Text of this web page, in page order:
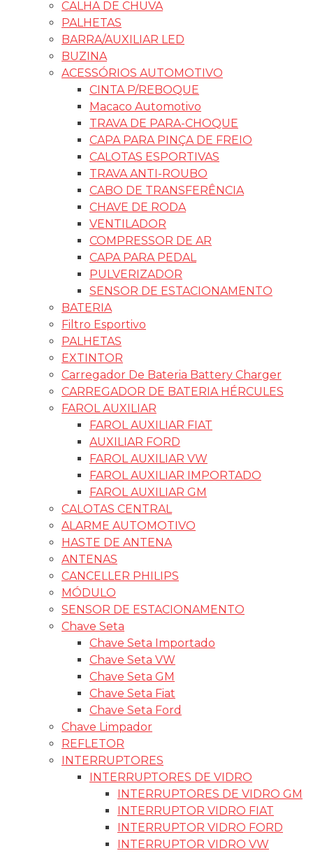
CALHA DE CHUVA
PALHETAS
BARRA/AUXILIAR LED
BUZINA
ACESSÓRIOS AUTOMOTIVO
CINTA P/REBOQUE
Macaco Automotivo
TRAVA DE PARA-CHOQUE
CAPA PARA PINÇA DE FREIO
CALOTAS ESPORTIVAS
TRAVA ANTI-ROUBO
CABO DE TRANSFERÊNCIA
CHAVE DE RODA
VENTILADOR
COMPRESSOR DE AR
CAPA PARA PEDAL
PULVERIZADOR
SENSOR DE ESTACIONAMENTO
BATERIA
Filtro Esportivo
PALHETAS
EXTINTOR
Carregador De Bateria Battery Charger
CARREGADOR DE BATERIA HÉRCULES
FAROL AUXILIAR
FAROL AUXILIAR FIAT
AUXILIAR FORD
FAROL AUXILIAR VW
FAROL AUXILIAR IMPORTADO
FAROL AUXILIAR GM
CALOTAS CENTRAL
ALARME AUTOMOTIVO
HASTE DE ANTENA
ANTENAS
CANCELLER PHILIPS
MÓDULO
SENSOR DE ESTACIONAMENTO
Chave Seta
Chave Seta Importado
Chave Seta VW
Chave Seta GM
Chave Seta Fiat
Chave Seta Ford
Chave Limpador
REFLETOR
INTERRUPTORES
INTERRUPTORES DE VIDRO
INTERRUPTORES DE VIDRO GM
INTERRUPTOR VIDRO FIAT
INTERRUPTOR VIDRO FORD
INTERRUPTOR VIDRO VW